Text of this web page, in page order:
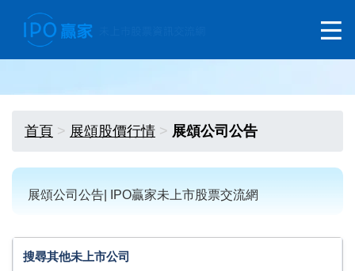
首頁 展頌股價行情 展頌公司公告
展頌公司公告| IPO贏家未上市股票交流網
搜尋其他未上市公司
搜尋其他未上市公司